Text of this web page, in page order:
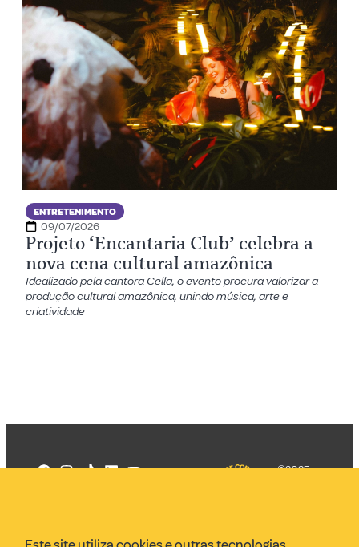
ENTRETENIMENTO
09/07/2026
Projeto ‘Encantaria Club’ celebra a
nova cena cultural amazônica
Idealizado pela cantora Cella, o evento procura valorizar a
produção cultural amazônica, unindo música, arte e
criatividade
©2025